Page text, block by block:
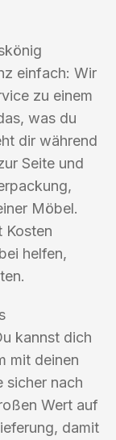
einfach: Wir
zu einem
was du
dir während
Seite und
Möbel.
Kosten
helfen,
kannst dich
mit deinen
sicher nach
Wert auf
damit